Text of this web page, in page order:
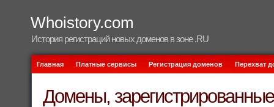
Whoistory.com
История регистраций новых доменов в зоне .RU
Главная Платные сервисы Регистрация доменов Перехват
Домены,